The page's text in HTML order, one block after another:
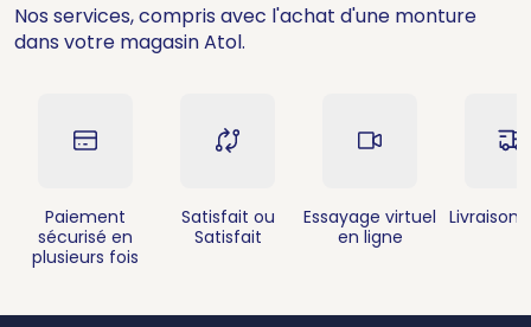
Nos services, compris avec l'achat d'une monture
dans votre magasin Atol.
Paiement
sécurisé en
plusieurs fois
Satisfait ou
Satisfait
Essayage virtuel
en ligne
Livraison